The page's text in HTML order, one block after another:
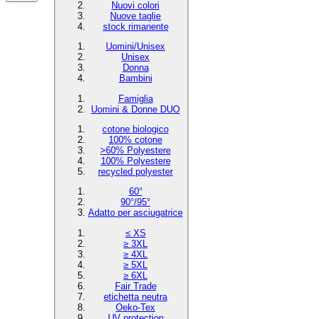
Nuovi colori
Nuove taglie
stock rimanente
Uomini/Unisex
Unisex
Donna
Bambini
Famiglia
Uomini & Donne DUO
cotone biologico
100% cotone
>60% Polyestere
100% Polyestere
recycled polyester
60°
90°/95°
Adatto per asciugatrice
≤ XS
≥ 3XL
≥ 4XL
≥ 5XL
≥ 6XL
Fair Trade
etichetta neutra
Oeko-Tex